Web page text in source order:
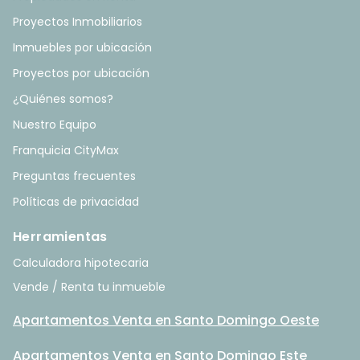
Proyectos Inmobiliarios
Inmuebles por ubicación
Proyectos por ubicación
¿Quiénes somos?
Nuestro Equipo
Franquicia CityMax
Preguntas frecuentes
Políticas de privacidad
Herramientas
Calculadora hipotecaria
Vende / Renta tu inmueble
Apartamentos Venta en Santo Domingo Oeste
Apartamentos Venta en Santo Domingo Este